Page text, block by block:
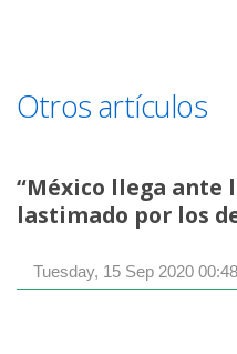
Otros artículos
“México llega ante
lastimado por los
Tuesday, 15 Sep 2020